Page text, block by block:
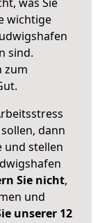
wichtige
sind.
zum
dann
und stellen
Sie nicht,
und
unserer 12